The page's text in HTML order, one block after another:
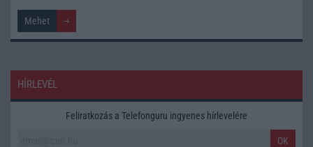
HÍRLEVÉL
Feliratkozás a Telefonguru ingyenes hírlevelére
OK